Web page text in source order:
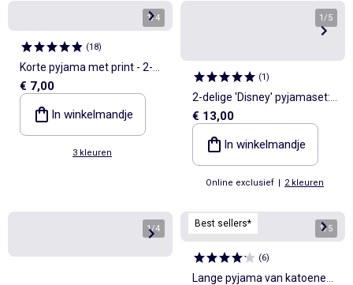
1/4
(18)
Korte pyjama met print - 2-
delig
€ 7,00
In winkelmandje
3 kleuren
1 /5
(1)
2-delige 'Disney' pyjamaset:
T-shirt met lange mouwen
en lange broek
€ 13,00
In winkelmandje
Online exclusief | 2 kleuren
1/4 Best sellers* 1/5
(6)
Lange pyjama van katoenen